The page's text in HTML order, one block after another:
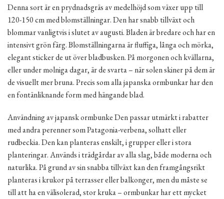
Denna sort är en prydnadsgräs av medelhöjd som växer upp till
120-150 cm med blomställningar. Den har snabb tillväxt och
blommar vanligtvis i slutet av augusti. Bladen är bredare och har en
intensivt grön färg. Blomställningarna är fluffiga, långa och mörka,
elegant sticker de ut över bladbusken. På morgonen och kvällarna,
eller under molniga dagar, är de svarta – när solen skiner på dem är
de visuellt mer bruna. Precis som alla japanska ormbunkar har den
en fontänliknande form med hängande blad.
Användning av japansk ormbunke Den passar utmärkt i rabatter
med andra perenner som Patagonia-verbena, solhatt eller
rudbeckia. Den kan planteras enskilt, i grupper eller i stora
planteringar. Används i trädgårdar av alla slag, både moderna och
naturlika. På grund av sin snabba tillväxt kan den framgångsrikt
planteras i krukor på terrasser eller balkonger, men du måste se
till att ha en välisolerad, stor kruka – ormbunkar har ett mycket